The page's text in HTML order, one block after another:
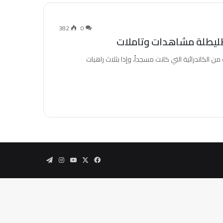
0
382
التي كانت مسجداً، وإذا بثلاث راهبات
فيسبوك ‫YouTubeانستقرام